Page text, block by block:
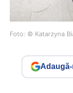
Foto: © Katarzyna